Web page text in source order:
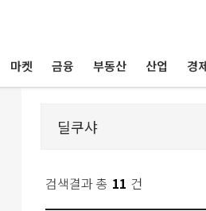
마켓 금융 부동산 산업 경
검색결과 총 11 건